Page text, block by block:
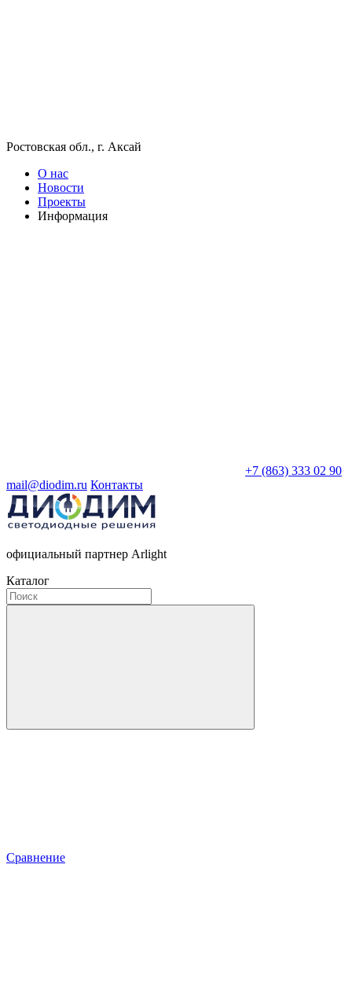
Ростовская обл., г. Аксай
О нас
Новости
Проекты
Информация
+7 (863) 333 02 90
mail@diodim.ru Контакты
официальный партнер Arlight
Каталог
Сравнение